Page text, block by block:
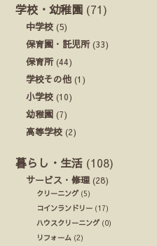
学校・幼稚園 (71)
中学校 (5)
保育園・託児所(33)
保育所(44)
学校その他 (1)
小学校 (10)
幼稚園 (7)
高等学校 (2)
暮らし・生活 (108)
サービス・修理 (28)
クリーニング(5)
コインランドリー (17)
ハウスクリーニング(0)
リフォーム (2)